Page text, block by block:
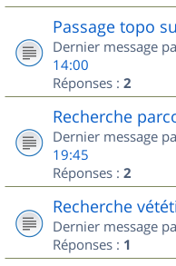
Passage topo
Dernier message
14:00
Réponses : 2
Recherche
Dernier message
19:45
Réponses : 2
Recherche
Dernier message
Réponses : 1